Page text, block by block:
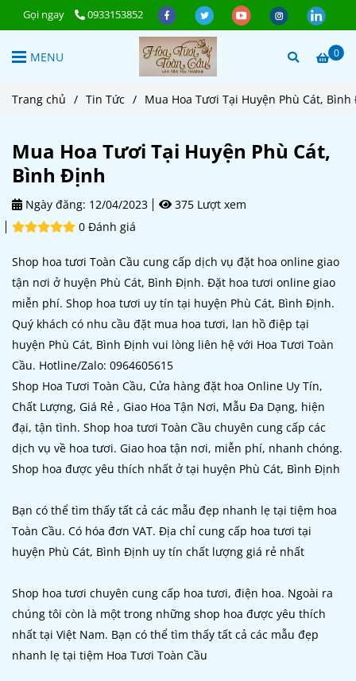
Gọi ngay 0933153852
0
MENU
Trang chủ / Tin Tức / Mua Hoa Tươi Tại Huyện Phù Cát,
Mua Hoa Tươi Tại Huyện Phù Cát,
Bình Định
Ngày đăng: 12/04/2023
375 Lượt xem
0 Đánh giá
Shop hoa tươi Toàn Cầu cung cấp dịch vụ đặt hoa online giao
tận nơi ở huyện Phù Cát, Bình Định. Đặt hoa tươi online giao
miễn phí. Shop hoa tươi uy tín tại huyện Phù Cát, Bình Định.
Quý khách có nhu cầu đặt mua hoa tươi, lan hồ điệp tại
huyện Phù Cát, Bình Định vui lòng liên hệ với Hoa Tươi Toàn
Cầu. Hotline/Zalo: 0964605615
Shop Hoa Tươi Toàn Cầu, Cửa hàng đặt hoa Online Uy Tín,
Chất Lượng, Giá Rẻ , Giao Hoa Tận Nơi, Mẫu Đa Dạng, hiện
đại, tận tình. Shop hoa tươi Toàn Cầu chuyên cung cấp các
dịch vụ về hoa tươi. Giao hoa tận nơi, miễn phí, nhanh chóng.
Shop hoa được yêu thích nhất ở tại huyện Phù Cát, Bình Định
Bạn có thể tìm thấy tất cả các mẫu đẹp nhanh lẹ tại tiệm hoa
Toàn Cầu. Có hóa đơn VAT. Địa chỉ cung cấp hoa tươi tại
huyện Phù Cát, Bình Định uy tín chất lượng giá rẻ nhất
Shop hoa tươi chuyên cung cấp hoa tươi, điện hoa. Ngoài ra
chúng tôi còn là một trong những shop hoa được yêu thích
nhất tại Việt Nam. Bạn có thể tìm thấy tất cả các mẫu đẹp
nhanh lẹ tại tiệm Hoa Tươi Toàn Cầu